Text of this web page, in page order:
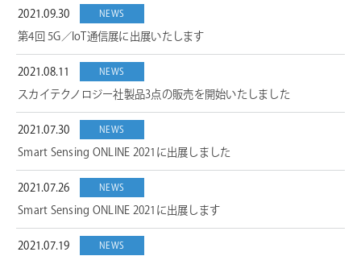
2021.09.30 NEWS
第4回 5G／IoT通信展に出展いたします
2021.08.11 NEWS
スカイテクノロジー社製品3点の販売を開始いたしました
2021.07.30 NEWS
Smart Sensing ONLINE 2021に出展しました
2021.07.26 NEWS
Smart Sensing ONLINE 2021に出展します
2021.07.19 NEWS